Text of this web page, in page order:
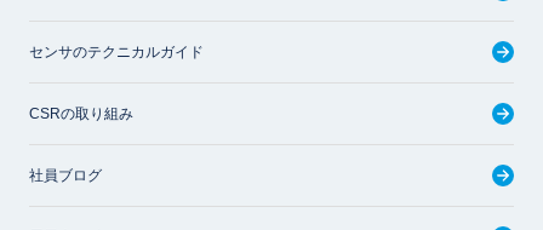
センサのテクニカルガイド
CSRの取り組み
社員ブログ